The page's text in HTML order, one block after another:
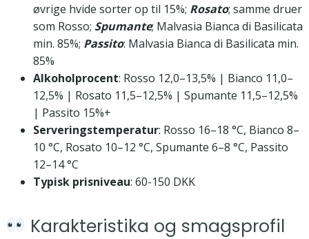
øvrige hvide sorter op til 15%; Rosato; samme druer
som Rosso; Spumante; Malvasia Bianca di Basilicata
min. 85%; Passito: Malvasia Bianca di Basilicata min.
85%
Alkoholprocent: Rosso 12,0–13,5% | Bianco 11,0–
12,5% | Rosato 11,5–12,5% | Spumante 11,5–12,5%
| Passito 15%+
Serveringstemperatur: Rosso 16–18 °C, Bianco 8–
10 °C, Rosato 10–12 °C, Spumante 6–8 °C, Passito
12–14 °C
Typisk prisniveau: 60-150 DKK
Karakteristika og smagsprofil